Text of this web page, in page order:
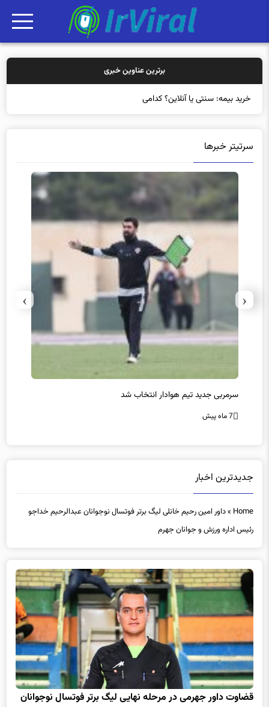
برترین عناوین خبری
خرید بیمه: سنتی یا آنلاین؟ کدامیک تجرب
سرتیتر خبرها
سرمربی جدید تیم هوادار انتخاب شد
7 ماه پیش
‹
›
جدیدترین اخبار
Home
»داور امین رحیم خانلی لیگ برتر فوتسال نوجوانان عبدالرحیم خداجو
رئیس اداره ورزش و جوانان جهرم
قضاوت داور جهرمی در مرحله نهایی لیگ برتر فوتسال نوجوانان